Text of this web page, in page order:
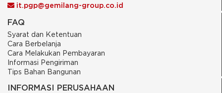
it.pgp@gemilang-group.co.id
FAQ
Syarat dan Ketentuan
Cara Berbelanja
Cara Melakukan Pembayaran
Informasi Pengiriman
Tips Bahan Bangunan
INFORMASI PERUSAHAAN